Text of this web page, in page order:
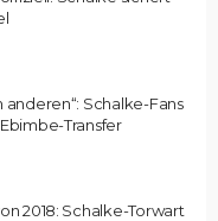
anderen“: Schalke-Fans
Transfer
2018: Schalke-Torwart